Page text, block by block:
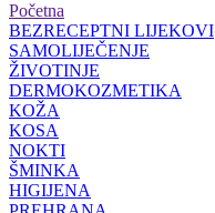
Početna
BEZRECEPTNI LIJEKOVI
SAMOLIJEČENJE
ŽIVOTINJE
DERMOKOZMETIKA
KOŽA
KOSA
NOKTI
ŠMINKA
HIGIJENA